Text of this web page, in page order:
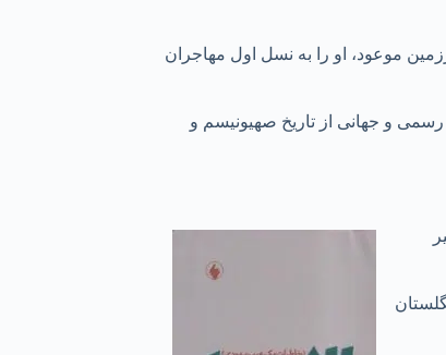
موعود، او را به نسل اول مهاجران
رسمی و جهانی از تاریخ صهیونیسم و